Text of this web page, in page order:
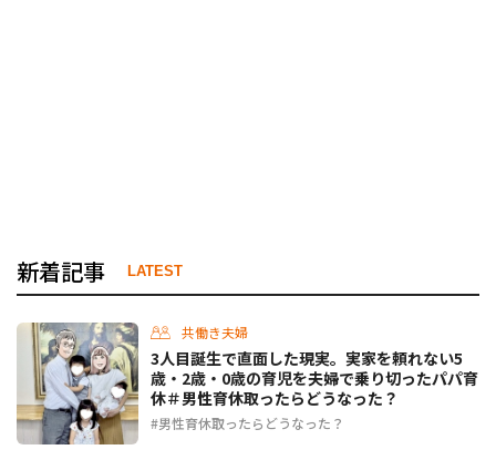
新着記事 LATEST
共働き夫婦
3人目誕生で直面した現実。実家を頼れない5
歳・2歳・0歳の育児を夫婦で乗り切ったパパ育
休＃男性育休取ったらどうなった？
男性育休取ったらどうなった？